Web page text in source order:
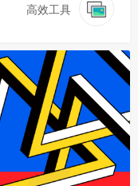
高效工具